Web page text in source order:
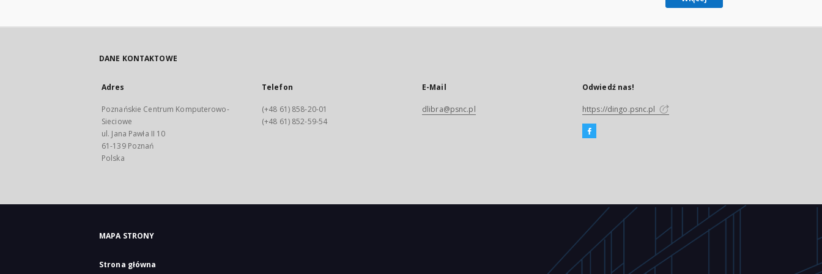
DANE KONTAKTOWE
Adres
Poznańskie Centrum Komputerowo-
Sieciowe
ul. Jana Pawła II 10
61-139 Poznań
Polska
Telefon
(+48 61) 858-20-01
(+48 61) 852-59-54
E-Mail
dlibra@psnc.pl
Odwiedź nas!
https://dingo.psnc.pl
MAPA STRONY
Strona główna